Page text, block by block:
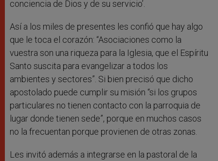
conciencia de Dios y de su servicio’.
Así a los miles de presentes les confió que hay algo
que le toca el corazón: “Asociaciones como la
vuestra son una riqueza para la Iglesia, que el Espíritu
Santo suscita para evangelizar a todos los
ambientes y sectores”. Si bien precisó que dicho
apostolado puede cumplir su misión “si los grupos
particulares no tienen contacto con la parroquia de
lugar donde tienen sede”, porque en muchos casos
no la frecuentan porque provienen de otras zonas.
Les invitó además a integrarse en la pastoral de la